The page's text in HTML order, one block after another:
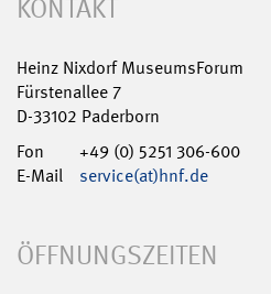
KONTAKT
Heinz Nixdorf MuseumsForum
Fürstenallee 7
D-33102 Paderborn
Fon
+49 (0) 5251 306-600
E-Mail
service(at)hnf.de
ÖFFNUNGSZEITEN